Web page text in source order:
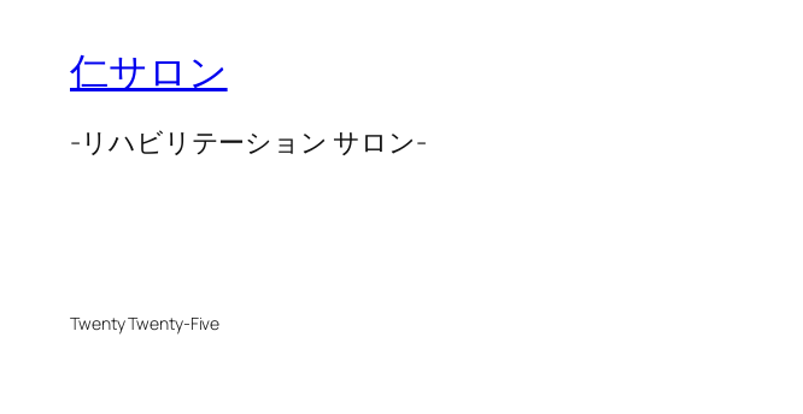
仁サロン
-リハビリテーション サロン-
Twenty Twenty-Five